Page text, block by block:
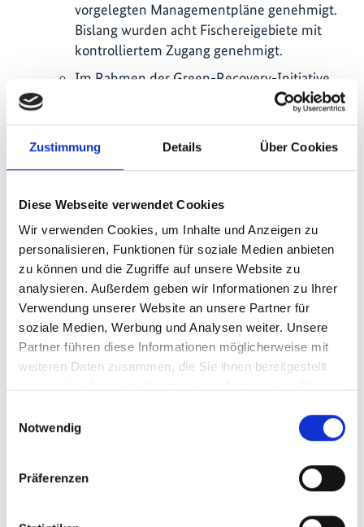
Zustimmung Details Über Cookies
Diese Webseite verwendet Cookies
Wir verwenden Cookies, um Inhalte und Anzeigen zu
personalisieren, Funktionen für soziale Medien anbieten
zu können und die Zugriffe auf unsere Website zu
analysieren. Außerdem geben wir Informationen zu Ihrer
Verwendung unserer Website an unsere Partner für
soziale Medien, Werbung und Analysen weiter. Unsere
Partner führen diese Informationen möglicherweise mit
weiteren Daten zusammen, die Sie ihnen bereitgestellt
Notwendig
Präferenzen
vorgelegten Managementpläne genehmigt.
Bislang wurden acht Fischereigebiete mit
kontrolliertem Zugang genehmigt.
Im Rahmen der Green-Recovery-Initiative
erhielten mehrere Kleinstunternehmer
Zugang zu formellen Finanzdienstleistungen,
was ihnen ermöglichte, nachhaltig zu
wachsen und ihre wirtschaftliche
Rare und lokale Partner*innen nahmen
MA+R-Maßnahmen in die jährlichen
Investitionspläne von 17
Kommunalverwaltungen auf. Etwa 3 Mio.
USD wurden u. a. für die Einführung von
MA+R, die Unterstützung von
Gemeindevollstreckern, die
Wiederanpflanzung von Mangroven und die
Rare arbeitete mit nationalen
EbA-Maßnahmen in wichtige Pläne und
Fischerei und aquatische Ressourcen (BFAR)